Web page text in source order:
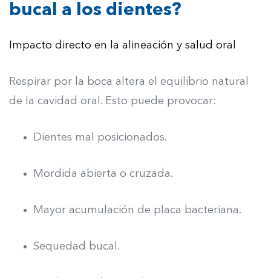
bucal a los dientes?
Impacto directo en la alineación y salud oral
Respirar por la boca altera el equilibrio natural
de la cavidad oral. Esto puede provocar:
Dientes mal posicionados.
Mordida abierta o cruzada.
Mayor acumulación de placa bacteriana.
Sequedad bucal.